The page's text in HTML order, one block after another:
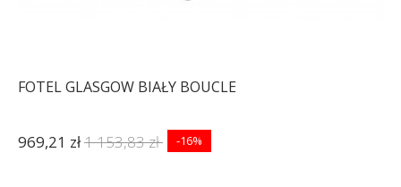
FOTEL GLASGOW BIAŁY BOUCLE
969,21 zł1 153,83 zł -16%